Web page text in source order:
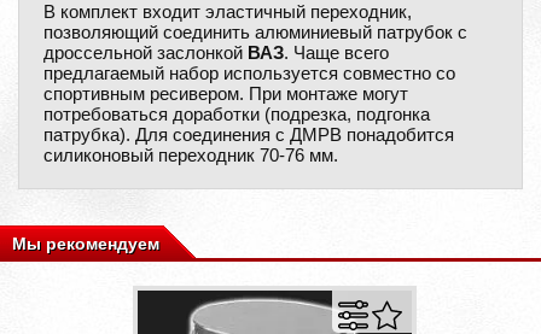
В комплект входит эластичный переходник,
позволяющий соединить алюминиевый патрубок с
дроссельной заслонкой ВАЗ. Чаще всего
предлагаемый набор используется совместно со
спортивным ресивером. При монтаже могут
потребоваться доработки (подрезка, подгонка
патрубка). Для соединения с ДМРВ понадобится
силиконовый переходник 70-76 мм.
Мы рекомендуем